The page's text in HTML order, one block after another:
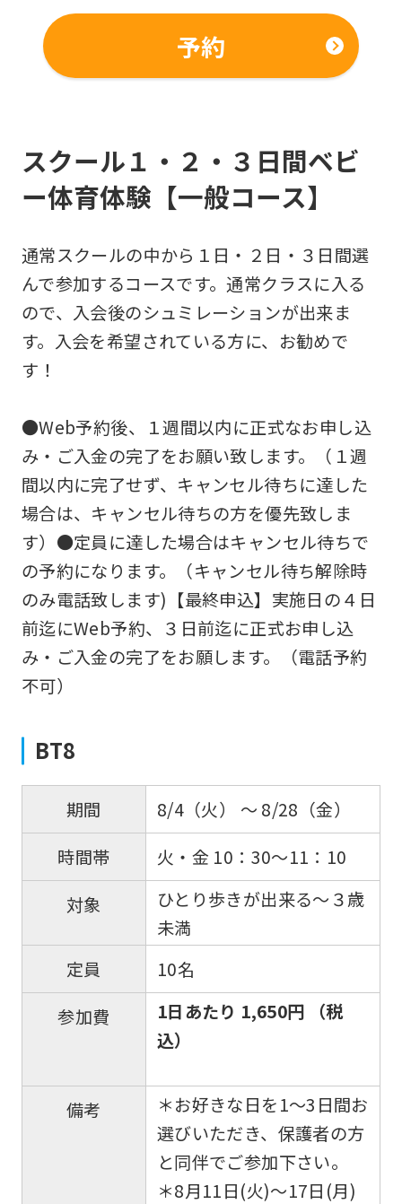
予約
スクール１・２・３日間ベビ
ー体育体験【一般コース】
通常スクールの中から１日・２日・３日間選
んで参加するコースです。通常クラスに入る
ので、入会後のシュミレーションが出来ま
す。入会を希望されている方に、お勧めで
す！
●Web予約後、１週間以内に正式なお申し込
み・ご入金の完了をお願い致します。（１週
間以内に完了せず、キャンセル待ちに達した
場合は、キャンセル待ちの方を優先致しま
す）●定員に達した場合はキャンセル待ちで
の予約になります。（キャンセル待ち解除時
のみ電話致します)【最終申込】実施日の４日
前迄にWeb予約、３日前迄に正式お申し込
み・ご入金の完了をお願します。（電話予約
不可）
BT8
期間
8/4（火） 〜 8/28（金）
時間帯
火・金 10：30〜11：10
対象
ひとり歩きが出来る〜３歳
未満
定員
10名
参加費
1日あたり 1,650円 （税
込）
備考
＊お好きな日を1〜3日間お
選びいただき、保護者の方
と同伴でご参加下さい。
＊8月11日(火)〜17日(月)
may
differ
from
content.
We
ask
that
you
fully
understand
using
the
service.
Automatic